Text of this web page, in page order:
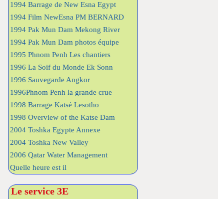
1994 Barrage de New Esna Egypt
1994 Film NewEsna PM BERNARD
1994 Pak Mun Dam Mekong River
1994 Pak Mun Dam photos équipe
1995 Phnom Penh Les chantiers
1996 La Soif du Monde Ek Sonn
1996 Sauvegarde Angkor
1996Phnom Penh la grande crue
1998 Barrage Katsé Lesotho
1998 Overview of the Katse Dam
2004 Toshka Egypte Annexe
2004 Toshka New Valley
2006 Qatar Water Management
Quelle heure est il
Le service 3E